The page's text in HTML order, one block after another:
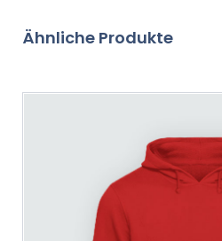
Ähnliche Produkte